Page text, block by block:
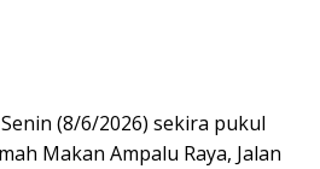
(8/6/2026) sekira pukul
Makan Ampalu Raya, Jalan